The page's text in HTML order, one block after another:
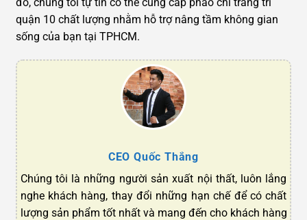
quận 10 chất lượng nhằm hỗ trợ nâng tầm không gian
sống của bạn tại TPHCM.
CEO Quốc Thắng
Chúng tôi là những người sản xuất nội thất, luôn lắng
nghe khách hàng, thay đổi những hạn chế để có chất
lượng sản phẩm tốt nhất và mang đến cho khách hàng